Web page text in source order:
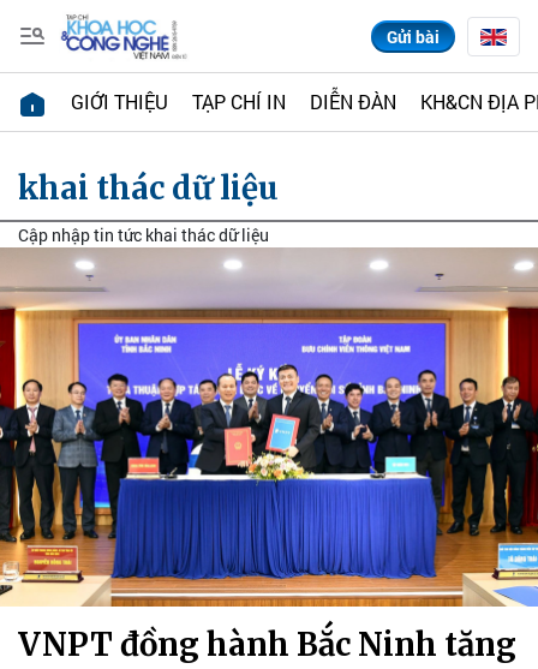
Gửi bài
GIỚI THIỆU TẠP CHÍ IN DIỄN ĐÀN KH&CN ĐỊA
khai thác dữ liệu
Cập nhập tin tức khai thác dữ liệu
VNPT đồng hành Bắc Ninh tăng